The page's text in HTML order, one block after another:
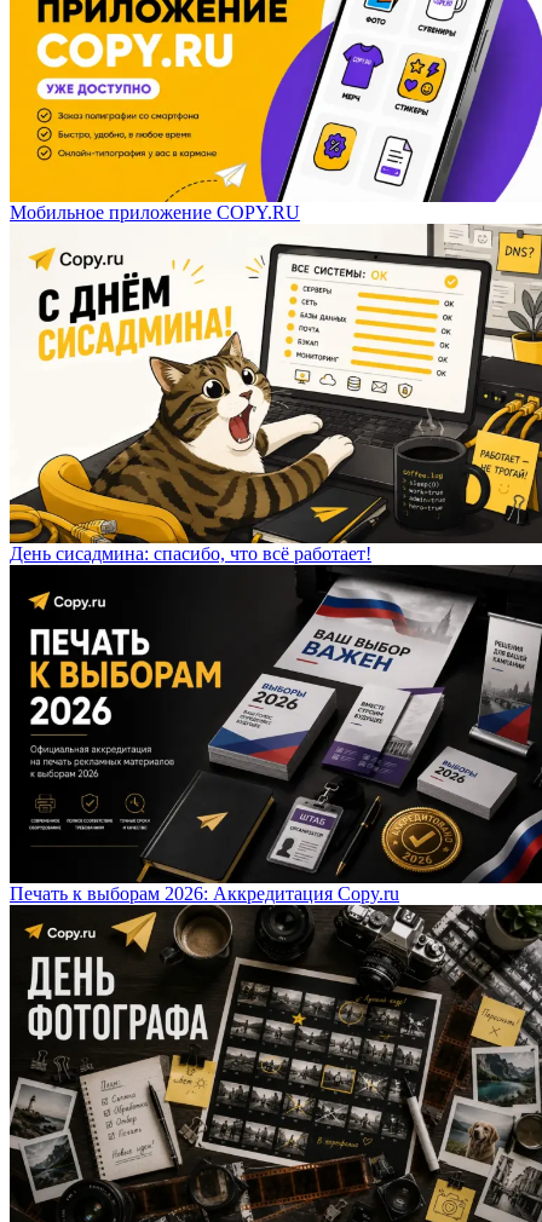
Мобильное приложение COPY.RU
День сисадмина: спасибо, что всё работает!
Печать к выборам 2026: Аккредитация Copy.ru